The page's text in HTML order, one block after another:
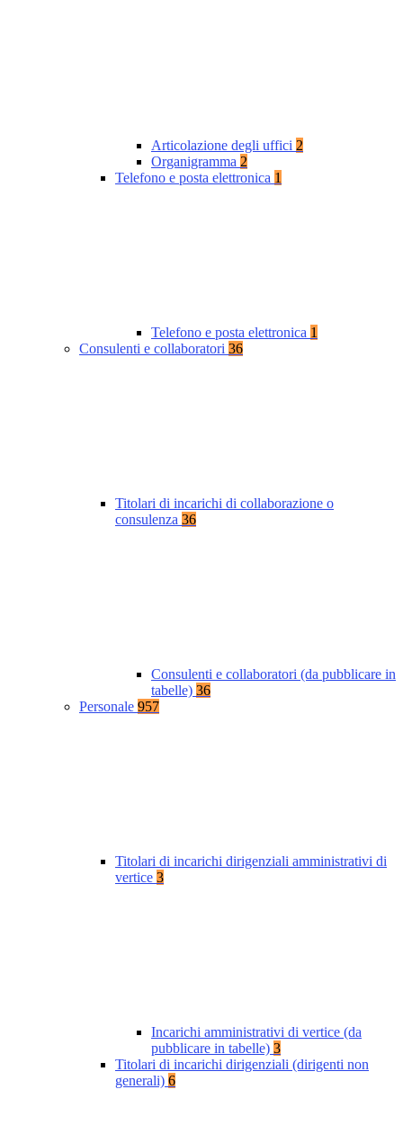
Articolazione degli uffici 2
Organigramma 2
Telefono e posta elettronica 1
Telefono e posta elettronica 1
Consulenti e collaboratori 36
Titolari di incarichi di collaborazione o
consulenza 36
Consulenti e collaboratori (da pubblicare in
tabelle) 36
Personale 957
Titolari di incarichi dirigenziali amministrativi di
vertice 3
Incarichi amministrativi di vertice (da
pubblicare in tabelle) 3
Titolari di incarichi dirigenziali (dirigenti non
generali) 6